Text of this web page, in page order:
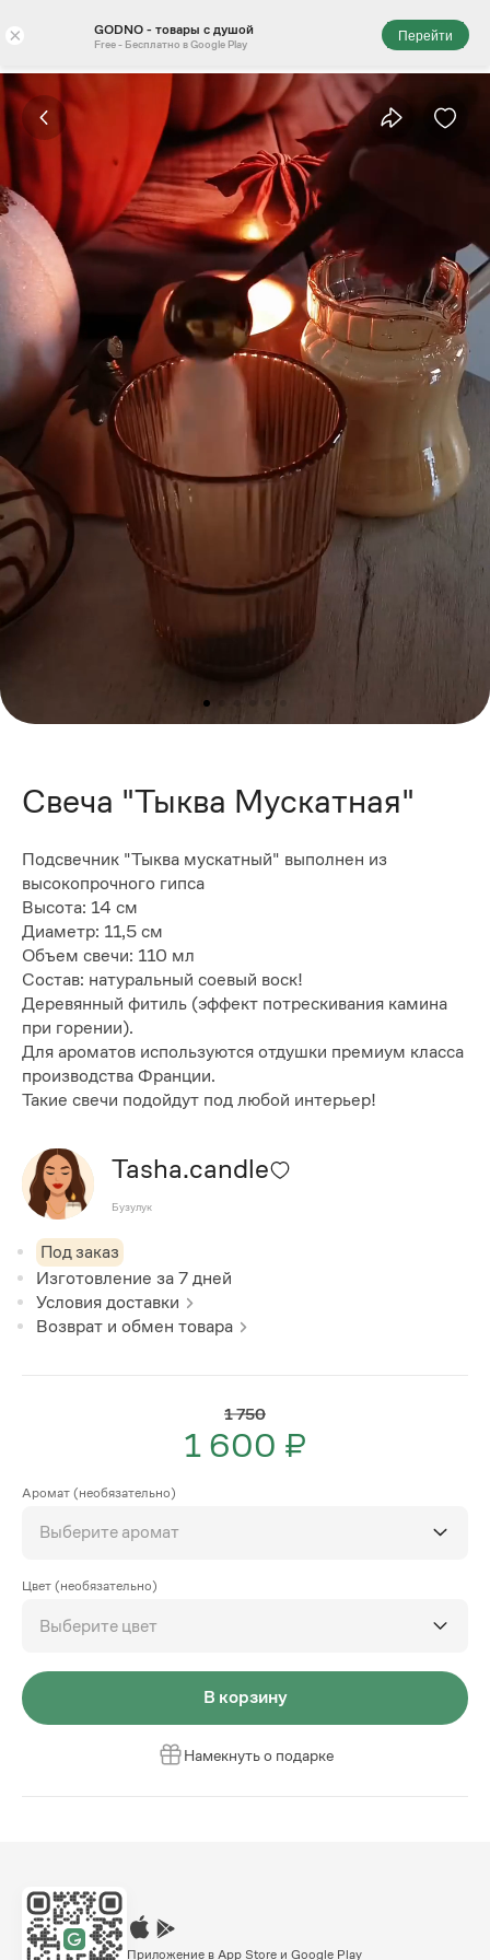
× GODNO - товары с душой
Free - Бесплатно в Google Play
Перейти
Свеча "Тыква Мускатная"
Подсвечник "Тыква мускатный" выполнен из
высокопрочного гипса
Выcoтa: 14 cм
Диaметp: 11,5 cм
Oбъем свечи: 110 мл
Состав: натуральный соевый воск!
Деревянный фитиль (эффект потрескивания камина
при горении).
Для ароматов используются отдушки премиум класса
производства Франции.
Такие свечи подойдут под любой интерьер!
Tasha.candle
Бузулук
Под заказ
Изготовление за7 дней
Условия доставки
Возврат и обмен товара
1 750
1 600 ₽
Аромат (необязательно)
Выберите аромат
Цвет (необязательно)
Выберите цвет
В корзину
Намекнуть о подарке
Приложение в App Store и Google Play